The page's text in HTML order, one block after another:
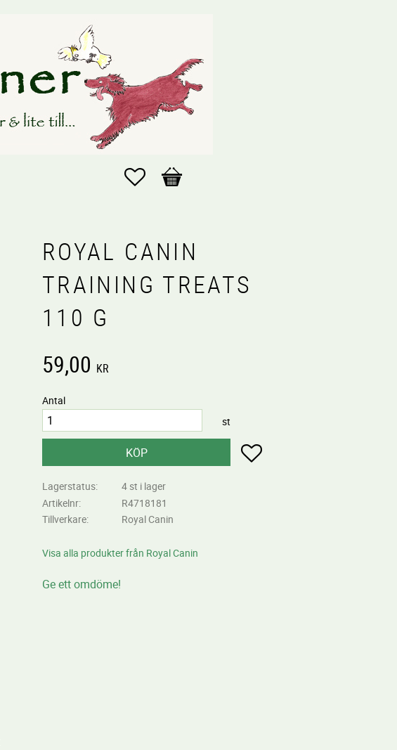
Favoriter
Kundvagn
ROYAL CANIN
TRAINING TREATS
110 G
59,00 KR
Antal
st
KÖP Lägg till i favoriter
Lagerstatus
4 st i lager
Artikelnr
R4718181
Tillverkare
Royal Canin
Visa alla produkter från Royal Canin
Ge ett omdöme!